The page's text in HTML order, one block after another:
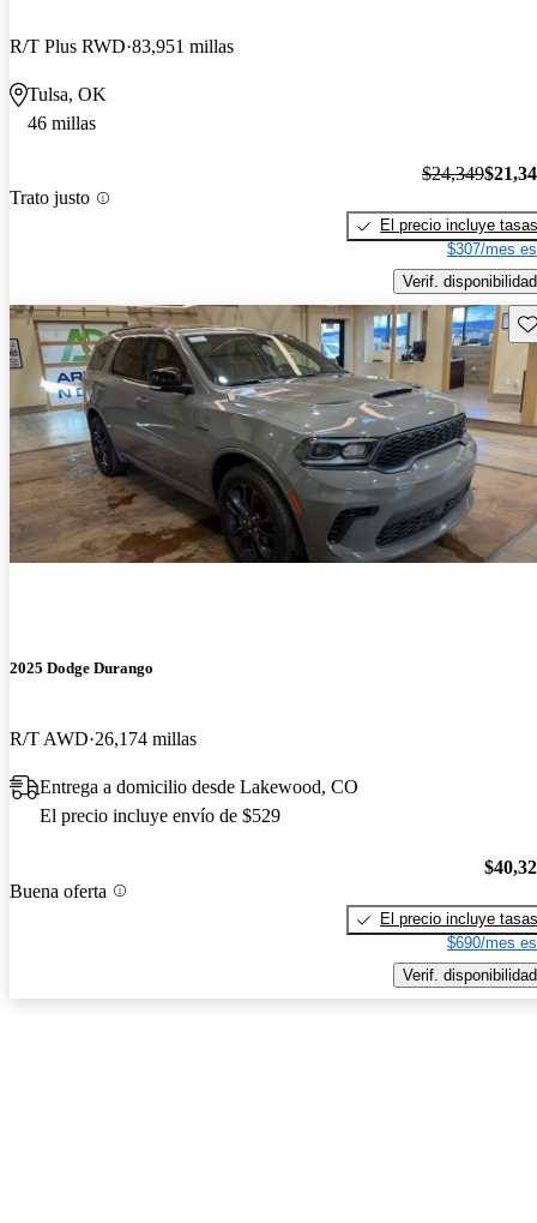
R/T Plus RWD 83,951 millas
Tulsa, OK
46 millas
Trato justo
$24,349
El precio incluye tasas
$307/mes
Verif. disponibilidad
2025 Dodge Durango
R/T AWD 26,174 millas
Entrega a domicilio desde Lakewood, CO
El precio incluye envío de $529
Buena oferta
El precio incluye tasas
$690/mes
Verif. disponibilidad